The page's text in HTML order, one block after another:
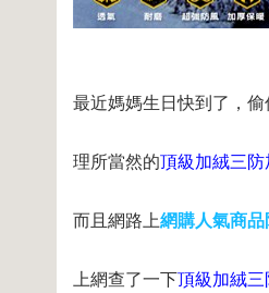
最近媽媽生日快到了，
理所當然的頂級加絨三
而且網路上網購人氣商品
上網查了一下頂級加絨